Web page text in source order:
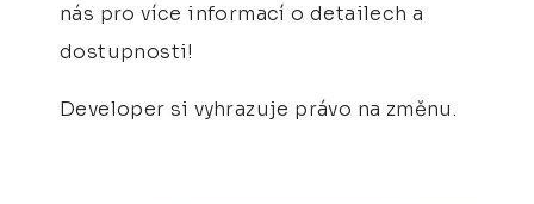
nás pro více informací o detailech a
dostupnosti!
Developer si vyhrazuje právo na změnu.